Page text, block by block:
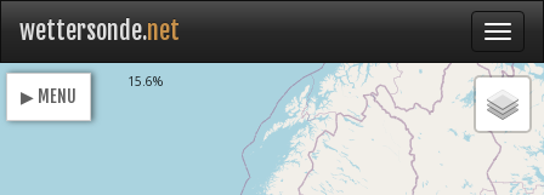
wettersonde.net
▶ MENU
14.0%